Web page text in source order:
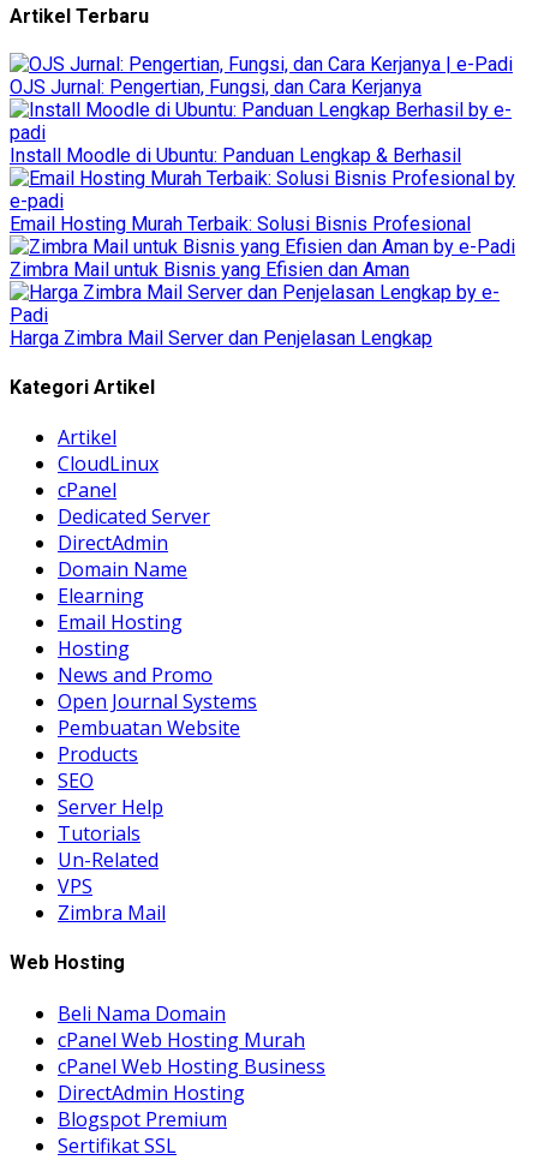
Artikel Terbaru
OJS Jurnal: Pengertian, Fungsi, dan Cara Kerjanya
Install Moodle di Ubuntu: Panduan Lengkap & Berhasil
Email Hosting Murah Terbaik: Solusi Bisnis Profesional
Zimbra Mail untuk Bisnis yang Efisien dan Aman
Harga Zimbra Mail Server dan Penjelasan Lengkap
Kategori Artikel
Artikel
CloudLinux
cPanel
Dedicated Server
DirectAdmin
Domain Name
Elearning
Email Hosting
Hosting
News and Promo
Open Journal Systems
Pembuatan Website
Products
SEO
Server Help
Tutorials
Un-Related
VPS
Zimbra Mail
Web Hosting
Beli Nama Domain
cPanel Web Hosting Murah
cPanel Web Hosting Business
DirectAdmin Hosting
Blogspot Premium
Sertifikat SSL